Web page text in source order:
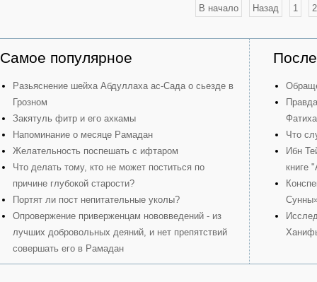
В начало Назад 1 2
Самое популярное
Разьяснение шейха Абдуллаха ас-Сада о сьезде в
Грозном
Закятуль фитр и его ахкамы
Напоминание о месяце Рамадан
Желательность поспешать с ифтаром
Что делать тому, кто не может поститься по
причине глубокой старости?
Портят ли пост непитательные уколы?
Опровержение приверженцам нововведений - из
лучших добровольных деяний, и нет препятствий
совершать его в Рамадан
Что
Ибн
книге